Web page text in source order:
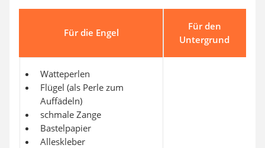
Für die Engel
Für den
Untergrund
Watteperlen
Flügel (als Perle zum
Auffädeln)
schmale Zange
Bastelpapier
Alleskleber